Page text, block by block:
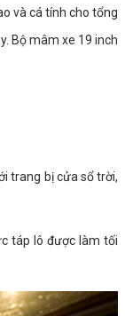
và cá tính cho tổng
Bộ mâm xe 19 inch
trang bị cửa sổ trời,
táp lô được làm tối